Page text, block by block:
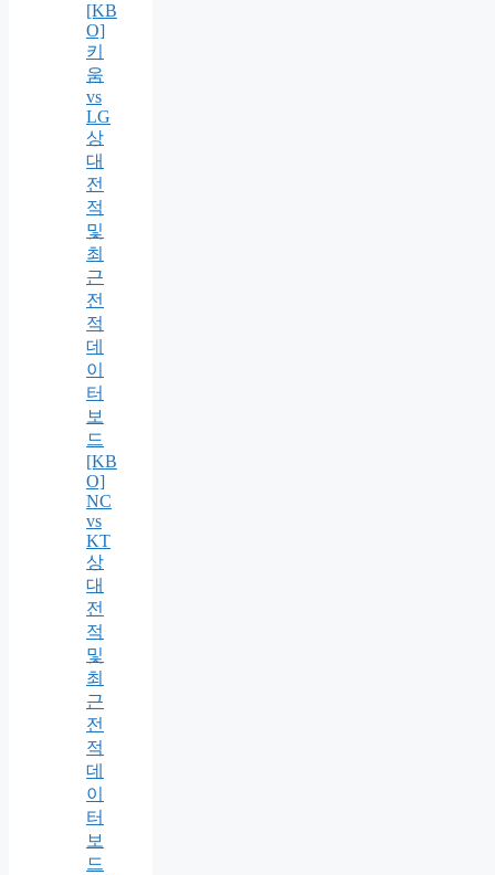
[KB
O]
키
움
vs
LG
상
대
전
적
및
최
근
전
적
데
이
터
보
드
[KB
O]
NC
vs
KT
상
대
전
적
및
최
근
전
적
데
이
터
보
드